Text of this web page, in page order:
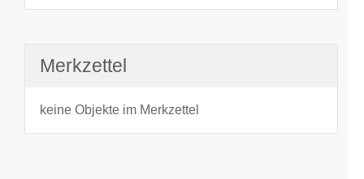
Merkzettel
keine Objekte im Merkzettel